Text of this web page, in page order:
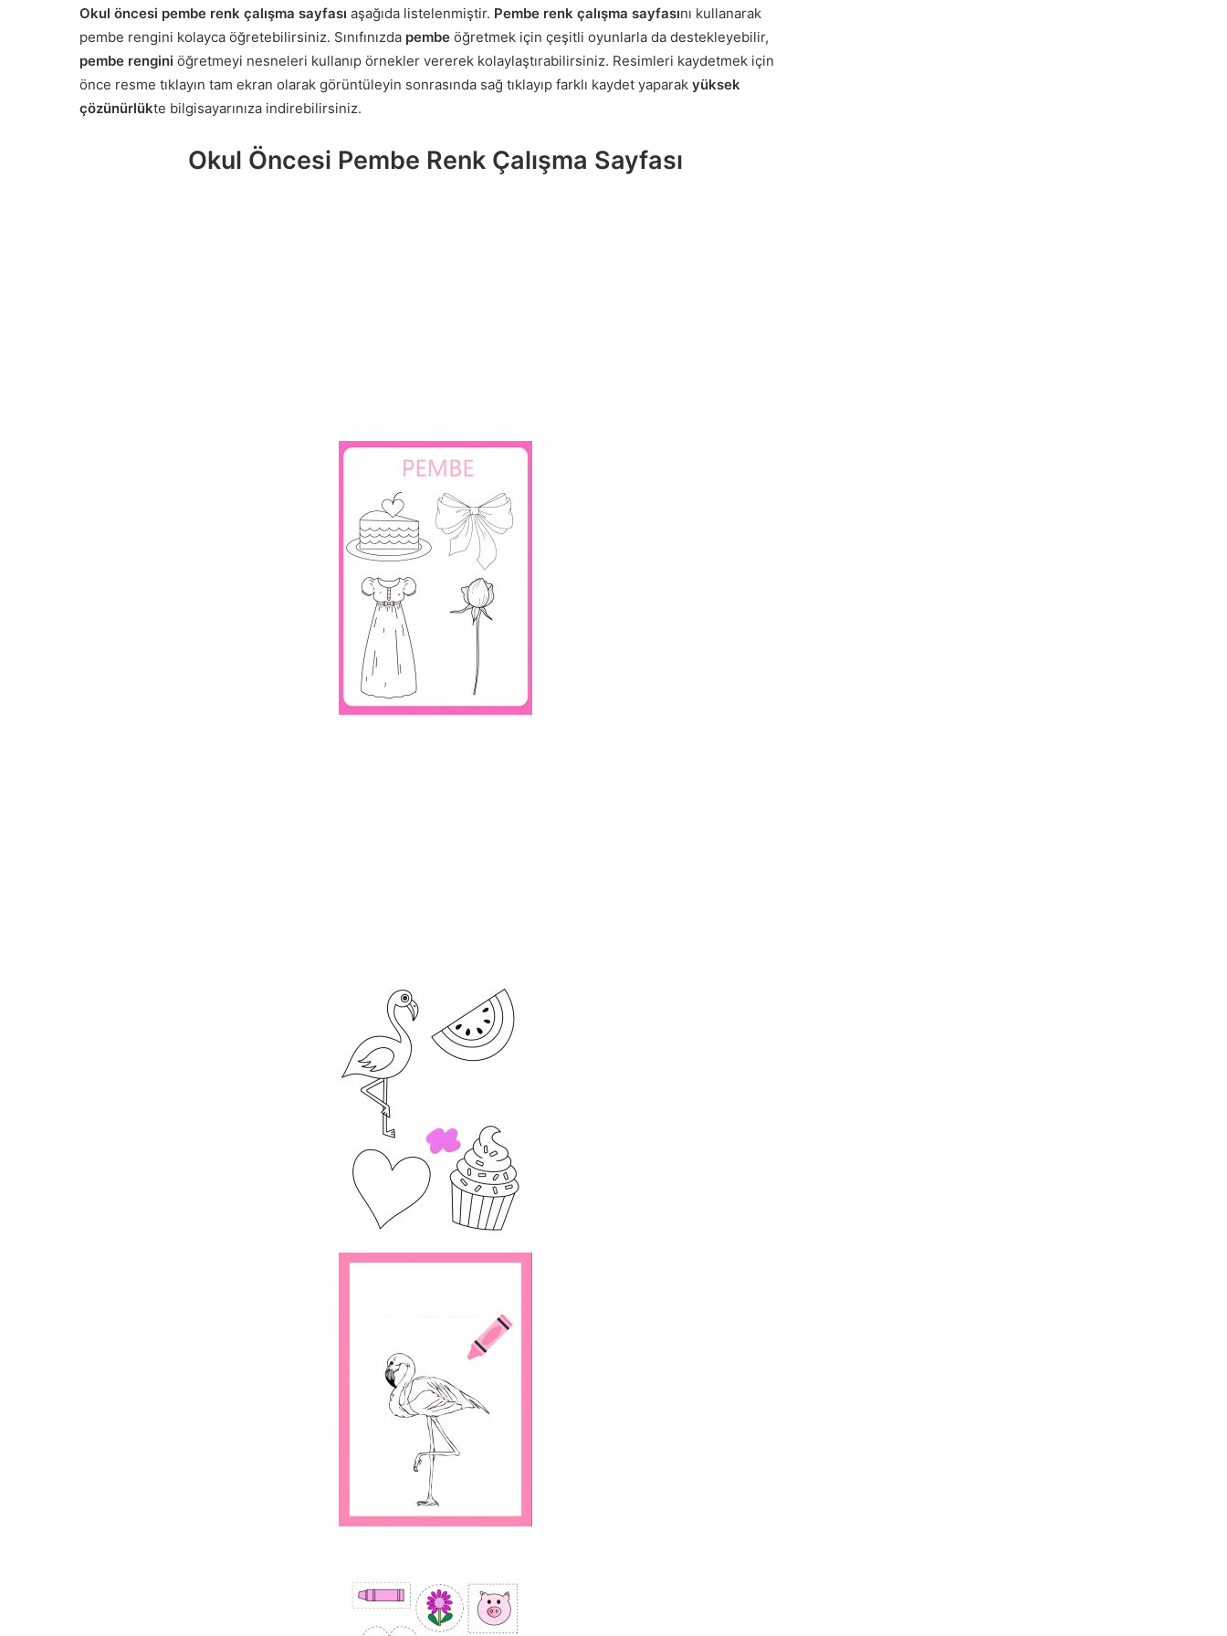
Okul öncesi pembe renk çalışma sayfası aşağıda listelenmiştir. Pembe renk çalışma sayfasını kullanarak
pembe rengini kolayca öğretebilirsiniz. Sınıfınızda pembe öğretmek için çeşitli oyunlarla da destekleyebilir,
pembe rengini öğretmeyi nesneleri kullanıp örnekler vererek kolaylaştırabilirsiniz. Resimleri kaydetmek için
önce resme tıklayın tam ekran olarak görüntüleyin sonrasında sağ tıklayıp farklı kaydet yaparak yüksek
çözünürlükte bilgisayarınıza indirebilirsiniz.
Okul Öncesi Pembe Renk Çalışma Sayfası